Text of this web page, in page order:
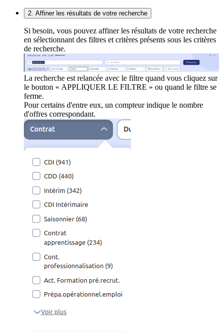
2. Affiner les résultats de votre recherche
Si besoin, vous pouvez affiner les résultats de votre recherche
en sélectionnant des filtres et critères présents sous les critères
de recherche.
La recherche est relancée avec le filtre quand vous cliquez sur
le bouton « APPLIQUER LE FILTRE » ou quand le filtre se
ferme.
Pour certains d'entre eux, un compteur indique le nombre
d'offres correspondant.